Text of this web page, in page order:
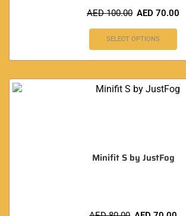
AED100.00 AED 70.00
SELECT OPTIONS
Minifit S by JustFog